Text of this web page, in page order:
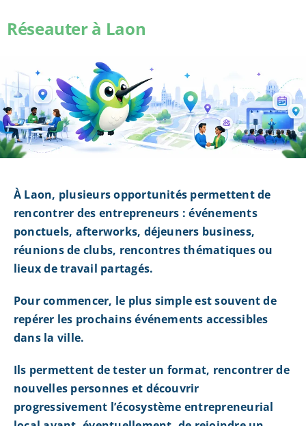
Réseauter à Laon
À Laon, plusieurs opportunités permettent de
rencontrer des entrepreneurs : événements
ponctuels, afterworks, déjeuners business,
réunions de clubs, rencontres thématiques ou
lieux de travail partagés.
Pour commencer, le plus simple est souvent de
repérer les prochains événements accessibles
dans la ville.
Ils permettent de tester un format, rencontrer de
nouvelles personnes et découvrir
progressivement l’écosystème entrepreneurial